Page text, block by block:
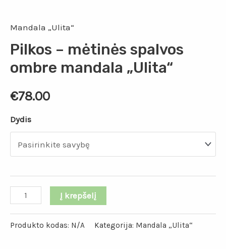
Mandala „Ulita“
Pilkos – mėtinės spalvos
ombre mandala „Ulita“
€78.00
Dydis
Į krepšelį
Produkto kodas: N/A Kategorija: Mandala „Ulita“